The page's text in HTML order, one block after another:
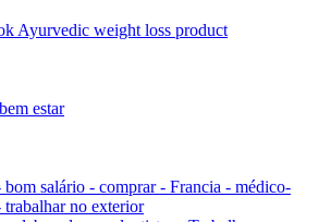
Ayurvedic weight loss product
estar
salário - comprar - Francia - médico-
trabalhar no exterior